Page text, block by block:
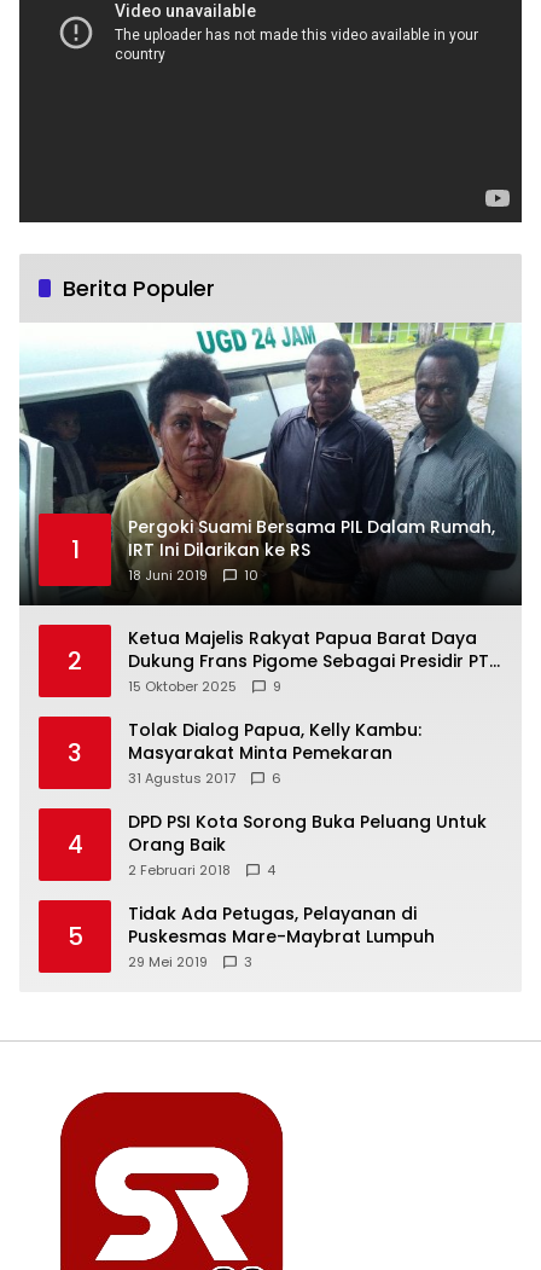
Berita Populer
1
Pergoki Suami Bersama PIL Dalam Rumah,
IRT Ini Dilarikan ke RS
18 Juni 2019 10
2
Ketua Majelis Rakyat Papua Barat Daya
Dukung Frans Pigome Sebagai Presidir PT
Freeport Indonesia
15 Oktober 2025 9
3
Tolak Dialog Papua, Kelly Kambu:
Masyarakat Minta Pemekaran
31 Agustus 2017 6
4
DPD PSI Kota Sorong Buka Peluang Untuk
Orang Baik
2 Februari 2018 4
5
Tidak Ada Petugas, Pelayanan di
Puskesmas Mare-Maybrat Lumpuh
29 Mei 2019 3